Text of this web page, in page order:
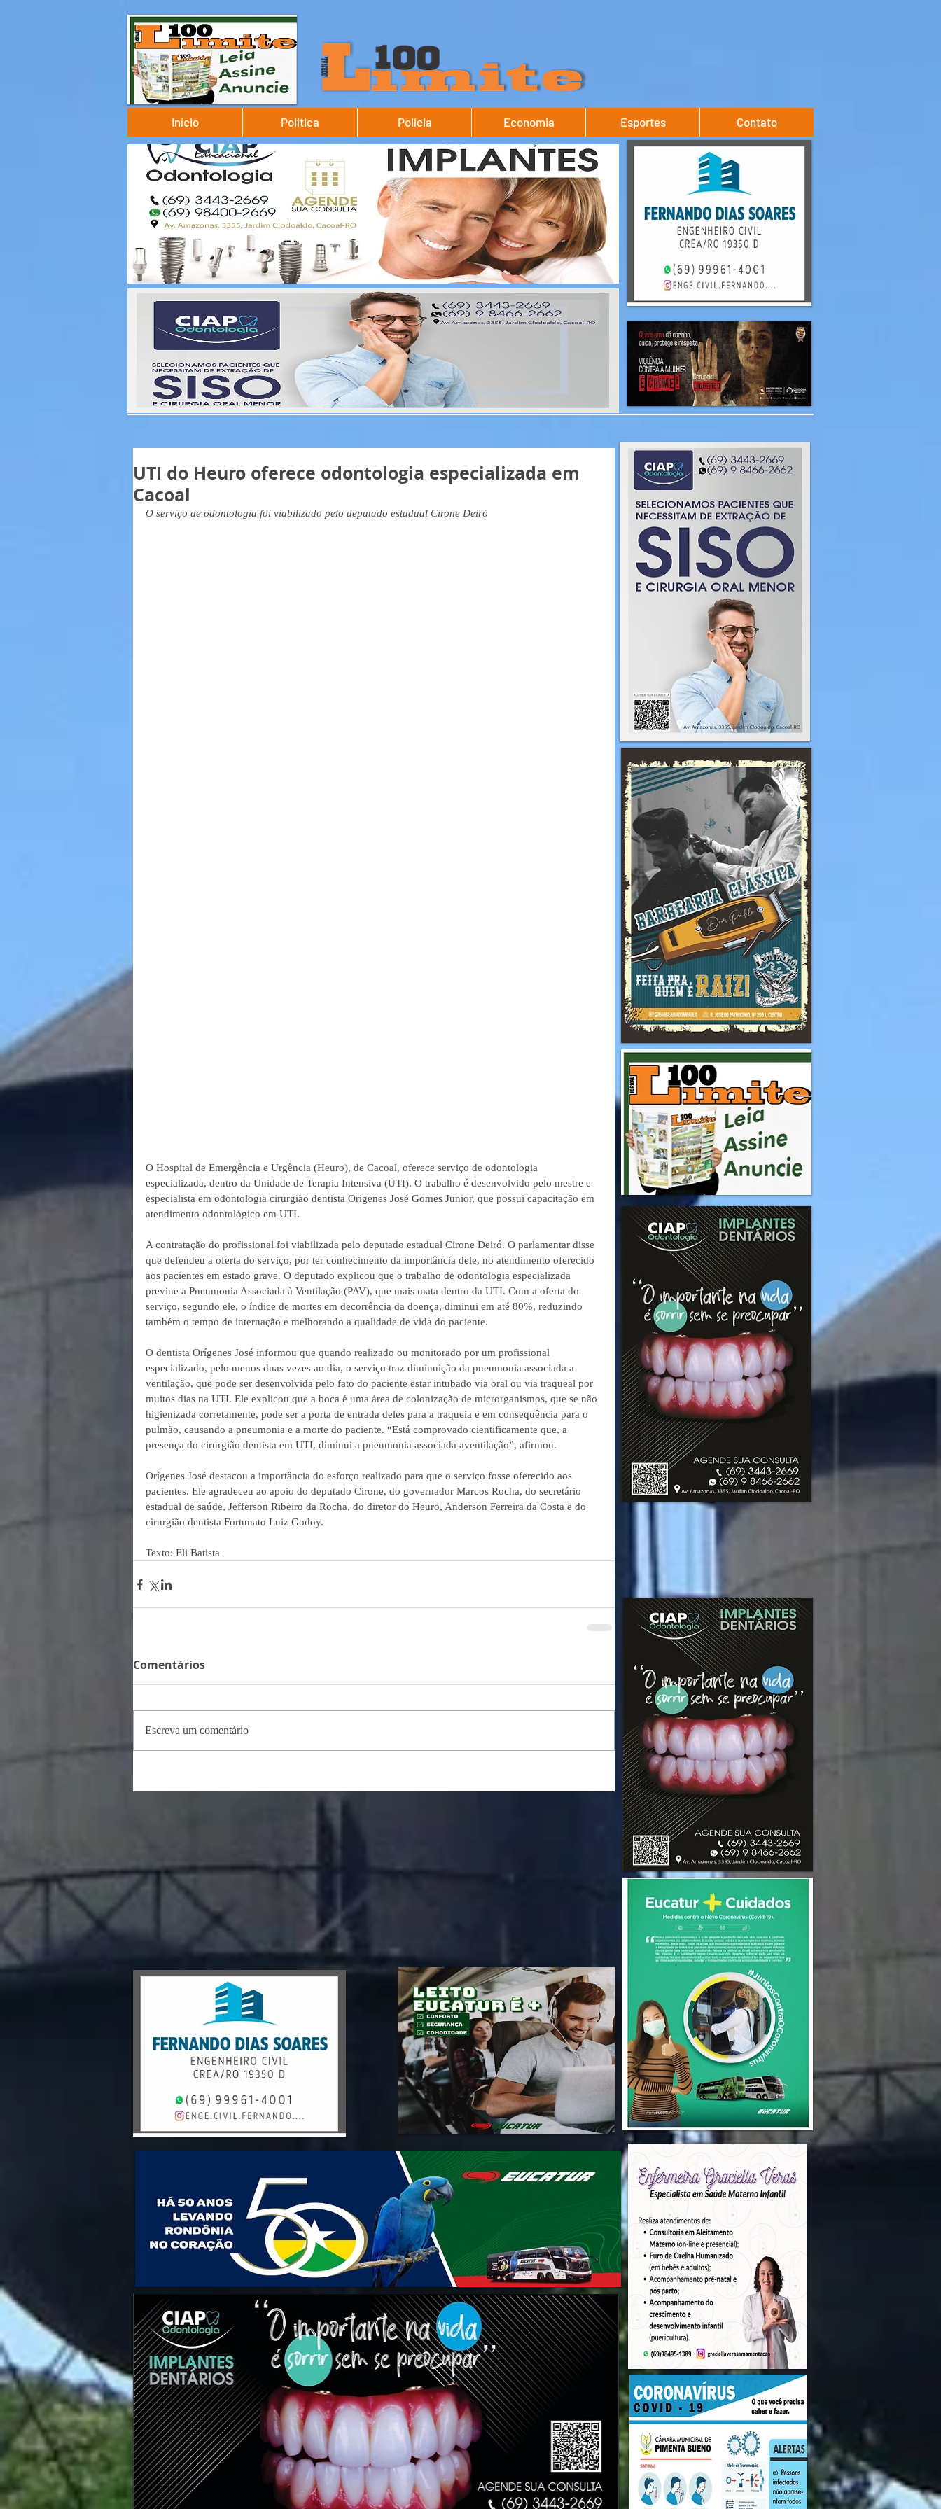
Início Política Polícia Economia Esportes Contato
UTI do Heuro oferece odontologia especializada em
Cacoal
O serviço de odontologia foi viabilizado pelo deputado estadual Cirone Deiró
O Hospital de Emergência e Urgência (Heuro), de Cacoal, oferece serviço de odontologia
especializada, dentro da Unidade de Terapia Intensiva (UTI). O trabalho é desenvolvido pelo mestre e
especialista em odontologia cirurgião dentista Origenes José Gomes Junior, que possui capacitação em
atendimento odontológico em UTI.
A contratação do profissional foi viabilizada pelo deputado estadual Cirone Deiró. O parlamentar disse
que defendeu a oferta do serviço, por ter conhecimento da importância dele, no atendimento oferecido
aos pacientes em estado grave. O deputado explicou que o trabalho de odontologia especializada
previne a Pneumonia Associada à Ventilação (PAV), que mais mata dentro da UTI. Com a oferta do
serviço, segundo ele, o índice de mortes em decorrência da doença, diminui em até 80%, reduzindo
também o tempo de internação e melhorando a qualidade de vida do paciente.
O dentista Orígenes José informou que quando realizado ou monitorado por um profissional
especializado, pelo menos duas vezes ao dia, o serviço traz diminuição da pneumonia associada a
ventilação, que pode ser desenvolvida pelo fato do paciente estar intubado via oral ou via traqueal por
muitos dias na UTI. Ele explicou que a boca é uma área de colonização de microrganismos, que se não
higienizada corretamente, pode ser a porta de entrada deles para a traqueia e em consequência para o
pulmão, causando a pneumonia e a morte do paciente. “Está comprovado cientificamente que, a
presença do cirurgião dentista em UTI, diminui a pneumonia associada aventilação”, afirmou.
Orígenes José destacou a importância do esforço realizado para que o serviço fosse oferecido aos
pacientes. Ele agradeceu ao apoio do deputado Cirone, do governador Marcos Rocha, do secretário
estadual de saúde, Jefferson Ribeiro da Rocha, do diretor do Heuro, Anderson Ferreira da Costa e do
cirurgião dentista Fortunato Luiz Godoy.
Texto: Eli Batista
Comentários
Escreva um comentário